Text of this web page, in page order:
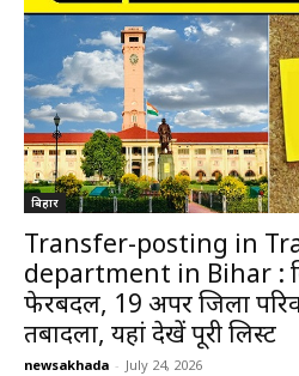
बिहार
Transfer-posting in
department in Bihar :
फेरबदल, 19 अपर जिला
तबादला, यहां देखें पूरी लिस्ट
newsakhada - July 24, 2026